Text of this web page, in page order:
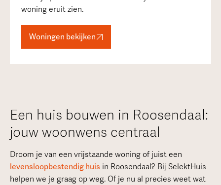
woning eruit zien.
Woningen bekijken
Een huis bouwen in Roosendaal:
jouw woonwens centraal
Droom je van een vrijstaande woning of juist een
levensloopbestendig huis in Roosendaal? Bij SelektHuis
helpen we je graag op weg. Of je nu al precies weet wat